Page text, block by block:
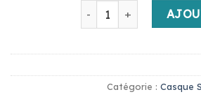
quantité de casque
Catégorie : Casque